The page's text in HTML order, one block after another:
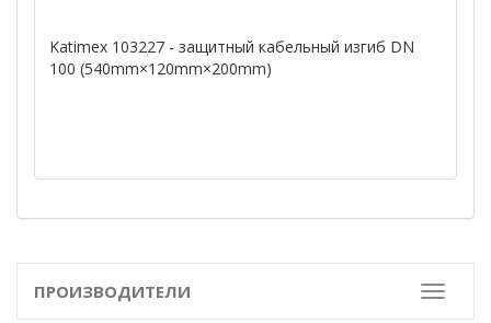
Katimex 103227 - защитный кабельный изгиб DN
100 (540mm×120mm×200mm)
Toggle
ПРОИЗВОДИТЕЛИ